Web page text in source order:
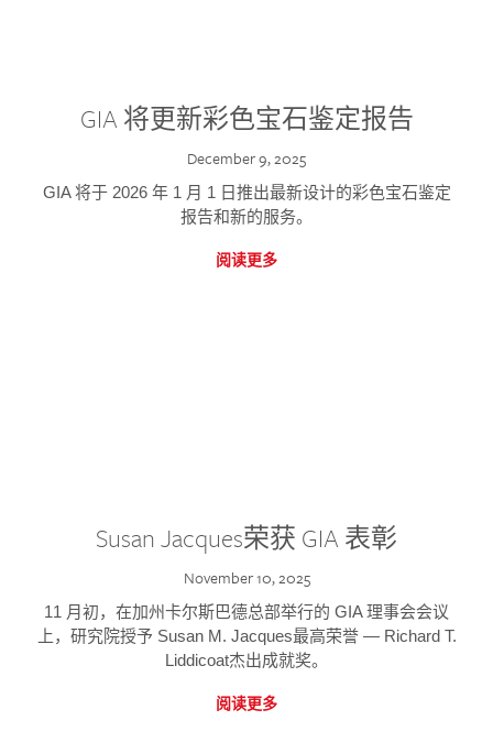
GIA 将更新彩色宝石鉴定报告
December 9, 2025
GIA 将于 2026 年 1 月 1 日推出最新设计的彩色宝石鉴定
报告和新的服务。
阅读更多
Susan Jacques荣获 GIA 表彰
November 10, 2025
11 月初，在加州卡尔斯巴德总部举行的 GIA 理事会会议
上，研究院授予 Susan M. Jacques最高荣誉 — Richard T.
Liddicoat杰出成就奖。
阅读更多